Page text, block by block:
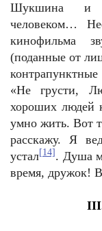
Шукшина и
человеком…
кинофильма
(поданные от
«Не грусти,
хороших людей
умно жить. Вот
расскажу. Я
устал[14] . Душа
время, дружок!
III